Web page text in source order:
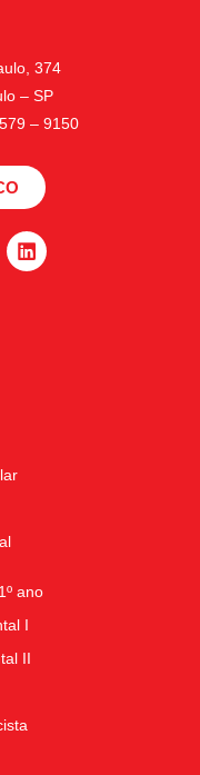
374
– SP
– 9150
ano
I
II